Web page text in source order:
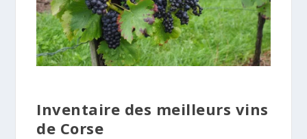
Inventaire des meilleurs vins
de Corse